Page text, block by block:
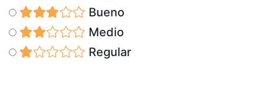
Bueno
Medio
Regular